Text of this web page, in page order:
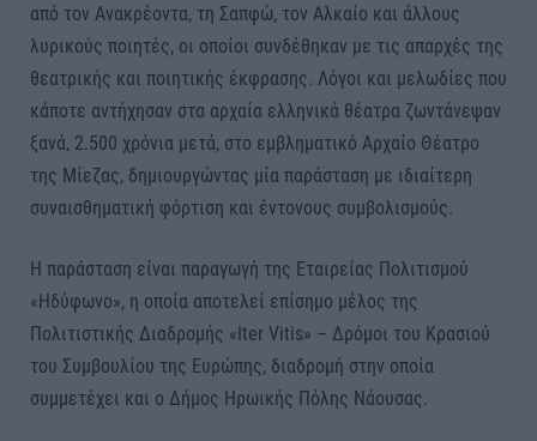
από τον Ανακρέοντα, τη Σαπφώ, τον Αλκαίο και άλλους
λυρικούς ποιητές, οι οποίοι συνδέθηκαν με τις απαρχές της
θεατρικής και ποιητικής έκφρασης. Λόγοι και μελωδίες που
κάποτε αντήχησαν στα αρχαία ελληνικά θέατρα ζωντάνεψαν
ξανά, 2.500 χρόνια μετά, στο εμβληματικό Αρχαίο Θέατρο
της Μίεζας, δημιουργώντας μία παράσταση με ιδιαίτερη
συναισθηματική φόρτιση και έντονους συμβολισμούς.
Η παράσταση είναι παραγωγή της Εταιρείας Πολιτισμού
«Ηδύφωνο», η οποία αποτελεί επίσημο μέλος της
Πολιτιστικής Διαδρομής «Iter Vitis» – Δρόμοι του Κρασιού
του Συμβουλίου της Ευρώπης, διαδρομή στην οποία
συμμετέχει και ο Δήμος Ηρωικής Πόλης Νάουσας.